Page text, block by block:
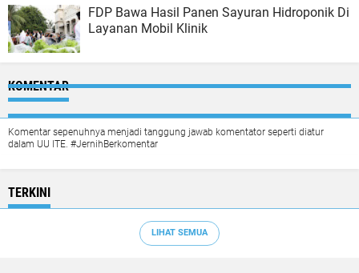
FDP Bawa Hasil Panen Sayuran Hidroponik Di
Layanan Mobil Klinik
KOMENTAR
Komentar sepenuhnya menjadi tanggung jawab komentator seperti diatur
dalam UU ITE. #JernihBerkomentar
TERKINI
LIHAT SEMUA